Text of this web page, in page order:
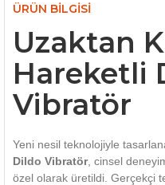
ÜRÜN BILGISI
Uzaktan
Hareketli
Vibratör
Yeni nesil teknolojiyle
Dildo Vibratör, cinsel
özel olarak üretildi. Gerçekçi